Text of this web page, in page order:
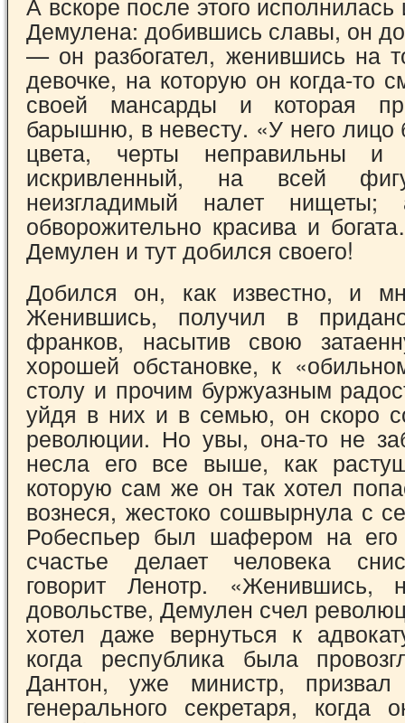
Демулена: добившись славы, он
— он раз­богател, женившись на
девочке, на ко­торую он когда-то
своей мансарды и которая
барышню, в невесту. «У него лицо
цвета, черты неправильны и
искривленный, на всей
неизгладимый налет
обворожительно красива и
Демулен и тут добился своего!
Добился он, как известно, и
Женив­шись, получил в
франков, насытив свою
хорошей обстановке, к
столу и прочим буржуазным
уйдя в них и в семью, он скоро
революции. Но увы, она-то не
несла его все выше, как
которую сам же он так хотел
вознеся, жестоко сошвыр­нула с
Робеспьер был шафером на
счастье делает человека
говорит Ленотр. «Женившись,
довольстве, Демулен счел
хотел даже вер­нуться к
когда республика была
Дантон, уже министр,
генерального секретаря,